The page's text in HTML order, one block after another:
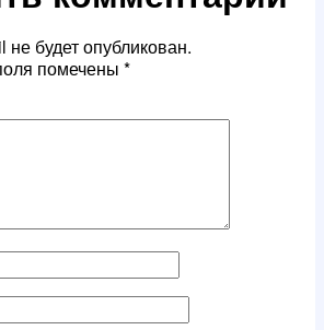
будет опубликован.
помечены *